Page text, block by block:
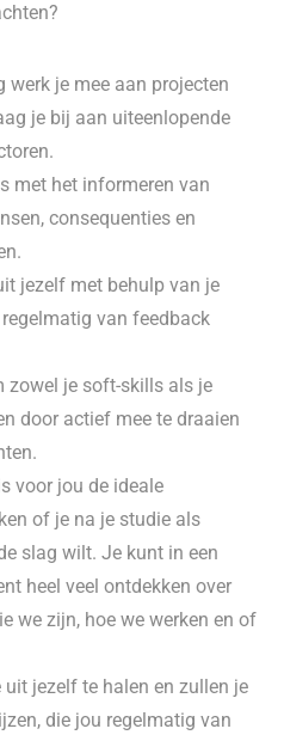
werk je mee aan projecten
je bij aan uiteenlopende
met het informeren van
consequenties en
jezelf met behulp van je
van feedback
zowel je soft-skills als je
door actief mee te draaien
voor jou de ideale
of je na je studie als
slag wilt. Je kunt in een
heel veel ontdekken over
we zijn, hoe we werken en of
jezelf te halen en zullen je
die jou regelmatig van